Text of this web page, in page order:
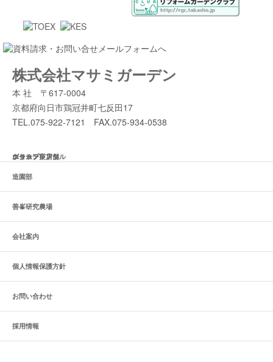
株式会社マサミガーデン
本 社 〒617-0004
京都府向日市鶏冠井町七反田17
TEL.075-922-7121 FAX.075-934-0538
ホーム
エクステリア
グリーンレンタル
ショップ実店舗
造園部
善峯研究農場
会社案内
個人情報保護方針
お問い合わせ
採用情報